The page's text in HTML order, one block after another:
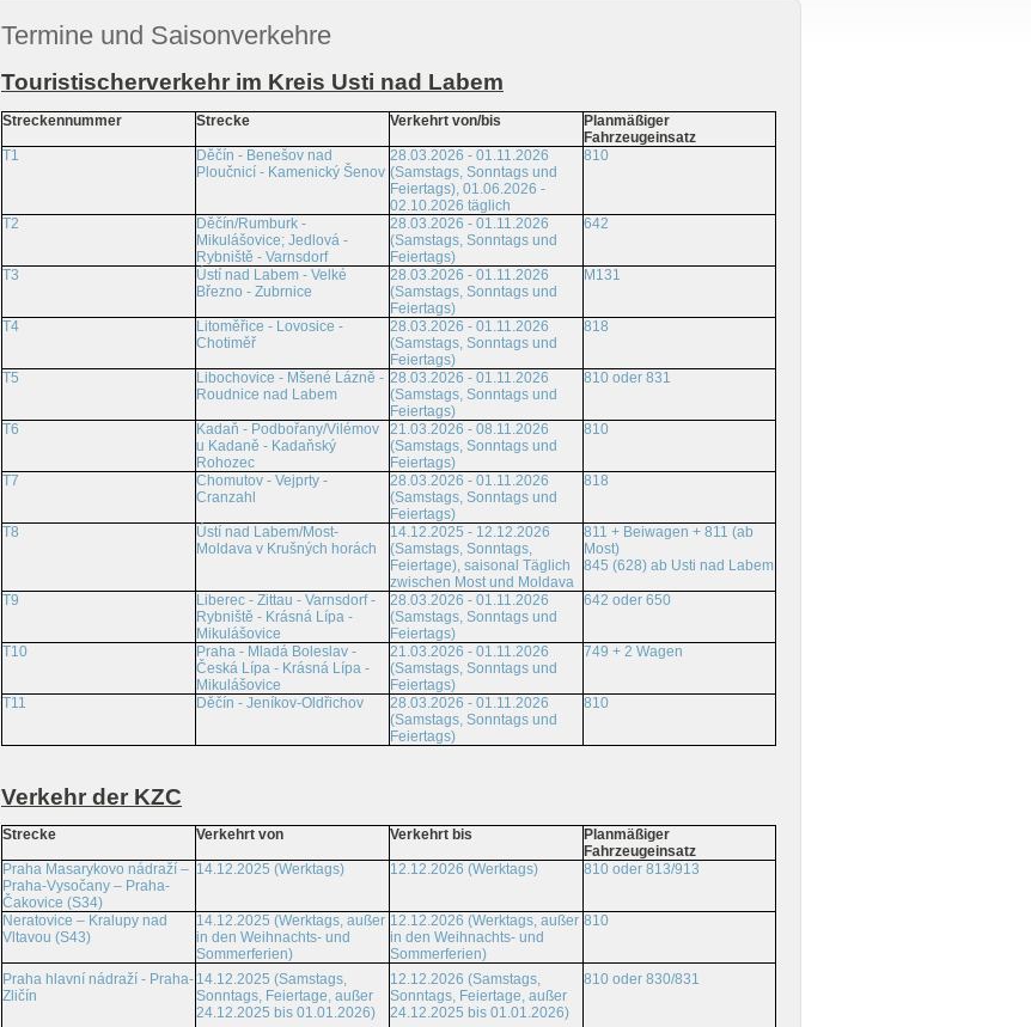
Termine und Saisonverkehre
Touristischerverkehr im Kreis Usti nad Labem
Streckennummer Strecke Verkehrt von/bis
Planmäßiger
Fahrzeugeinsatz
T1
Děčín - Benešov nad
Ploučnicí - Kamenický Šenov
28.03.2026 - 01.11.2026
(Samstags, Sonntags und
Feiertags), 01.06.2026 -
02.10.2026 täglich
810
T2
Děčín/Rumburk -
Mikulášovice; Jedlová -
Rybniště - Varnsdorf
28.03.2026 - 01.11.2026
(Samstags, Sonntags und
Feiertags)
642
T3
Ústí nad Labem - Velké
Březno - Zubrnice
28.03.2026 - 01.11.2026
(Samstags, Sonntags und
Feiertags)
M131
T4
Litoměřice - Lovosice -
Chotiměř
28.03.2026 - 01.11.2026
(Samstags, Sonntags und
Feiertags)
818
T5
Libochovice - Mšené Lázně -
Roudnice nad Labem
28.03.2026 - 01.11.2026
(Samstags, Sonntags und
Feiertags)
810 oder 831
T6
Kadaň - Podbořany/Vilémov
u Kadaně - Kadaňský
Rohozec
21.03.2026 - 08.11.2026
(Samstags, Sonntags und
Feiertags)
810
T7
Chomutov - Vejprty -
Cranzahl
28.03.2026 - 01.11.2026
(Samstags, Sonntags und
Feiertags)
818
T8
Ústí nad Labem/Most-
Moldava v Krušných horách
14.12.2025 - 12.12.2026
(Samstags, Sonntags,
Feiertage), saisonal Täglich
zwischen Most und Moldava
811 + Beiwagen + 811 (ab
Most)
845 (628) ab Usti nad Labem
T9
Liberec - Zittau - Varnsdorf -
Rybniště - Krásná Lípa -
Mikulášovice
28.03.2026 - 01.11.2026
(Samstags, Sonntags und
Feiertags)
642 oder 650
T10
Praha - Mladá Boleslav -
Česká Lípa - Krásná Lípa -
Mikulášovice
21.03.2026 - 01.11.2026
(Samstags, Sonntags und
Feiertags)
749 + 2 Wagen
T11 Děčín - Jeníkov-Oldřichov
28.03.2026 - 01.11.2026
(Samstags, Sonntags und
Feiertags)
810
Verkehr der KZC
Strecke Verkehrt von Verkehrt bis
Planmäßiger
Fahrzeugeinsatz
Praha Masarykovo nádraží –
Praha-Vysočany – Praha-
Čakovice (S34)
14.12.2025 (Werktags) 12.12.2026 (Werktags) 810 oder 813/913
Neratovice – Kralupy nad
Vltavou (S43)
14.12.2025 (Werktags, außer
in den Weihnachts- und
Sommerferien)
12.12.2026 (Werktags, außer
in den Weihnachts- und
Sommerferien)
810
Praha hlavní nádraží - Praha-
Zličín
14.12.2025 (Samstags,
Sonntags, Feiertage, außer
24.12.2025 bis 01.01.2026)
12.12.2026 (Samstags,
Sonntags, Feiertage, außer
24.12.2025 bis 01.01.2026)
810 oder 830/831